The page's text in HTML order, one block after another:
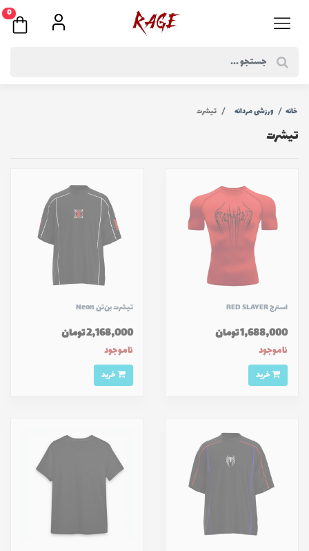
0
خانه ورزشی مردانه تیشرت
تیشرت
استرج RED SLAYER
1,688,000 تومان
ناموجود
تیشرت بن‌تن Neon
2,168,000 تومان
ناموجود